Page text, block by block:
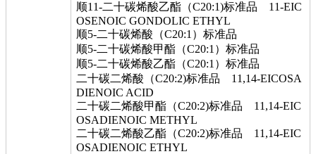
顺11-二十碳烯酸乙酯（C20:1)标准品 11-EIC
OSENOIC GONDOLIC ETHYL
顺5-二十碳烯酸（C20:1）标准品
顺5-二十碳烯酸甲酯（C20:1）标准品
顺5-二十碳烯酸乙酯（C20:1）标准品
二十碳二烯酸（C20:2)标准品 11,14-EICOSA
DIENOIC ACID
二十碳二烯酸甲酯（C20:2)标准品 11,14-EIC
OSADIENOIC METHYL
二十碳二烯酸乙酯（C20:2)标准品 11,14-EIC
OSADIENOIC ETHYL